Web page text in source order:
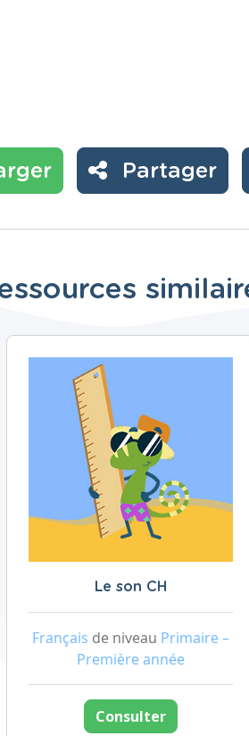
Partager
Le son CH
Français de niveau Primaire –
Première année
Consulter